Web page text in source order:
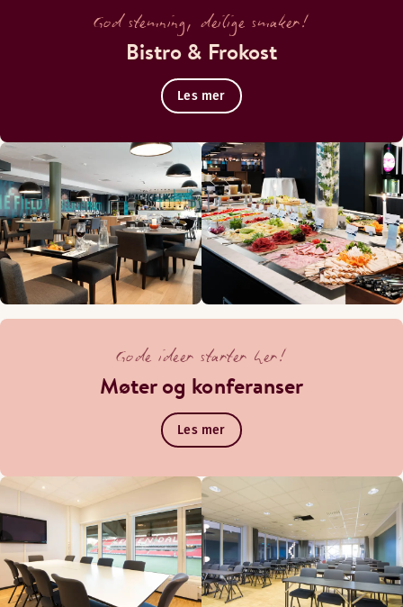
God stemning, deilige smaker!
Bistro & Frokost
Les mer
Gode ideer starter her!
Møter og konferanser
Les mer